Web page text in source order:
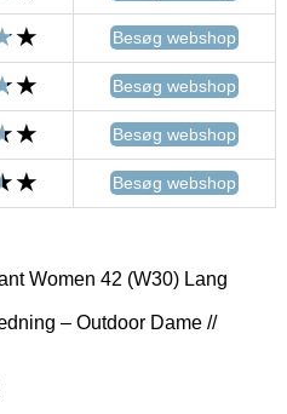
Besøg webshop
Besøg webshop
Besøg webshop
Besøg webshop
Women 42 (W30) Lang
– Outdoor Dame //